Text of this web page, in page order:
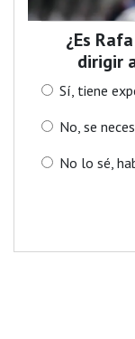
¿Es
dirigir
Sí, tiene
No, se
No lo sé,